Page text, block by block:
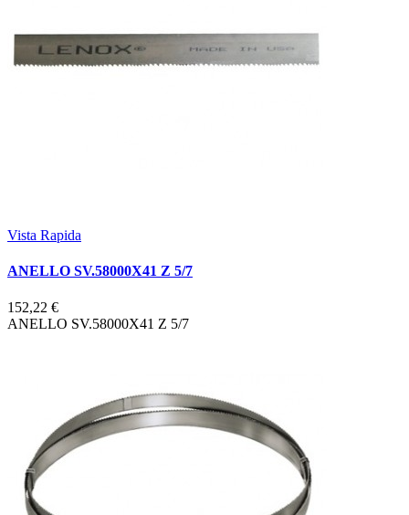
Vista Rapida
ANELLO SV.58000X41 Z 5/7
152,22 €
ANELLO SV.58000X41 Z 5/7